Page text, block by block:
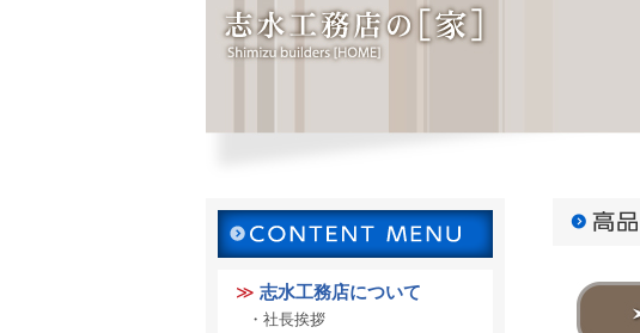
志水工務店について
社長挨拶